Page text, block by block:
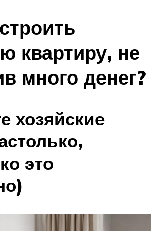
квартиру, не
много денег?
хозяйские
это